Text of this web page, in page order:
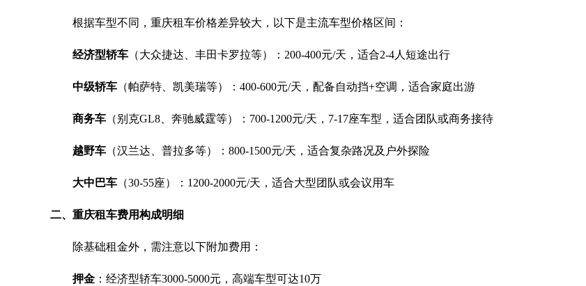
根据车型不同，重庆租车价格差异较大，以下是主流车型价格区间：
经济型轿车 （大众捷达、丰田卡罗拉等）：200-400元/天，适合2-4人短途出行
中级轿车 （帕萨特、凯美瑞等）：400-600元/天，配备自动挡+空调，适合家庭出游
商务车 （别克GL8、奔驰威霆等）：700-1200元/天，7-17座车型，适合团队或商务接待
越野车 （汉兰达、普拉多等）：800-1500元/天，适合复杂路况及户外探险
大中巴车 （30-55座）：1200-2000元/天，适合大型团队或会议用车
二、重庆租车费用构成明细
除基础租金外，需注意以下附加费用：
押金 ：经济型轿车3000-5000元，高端车型可达10万